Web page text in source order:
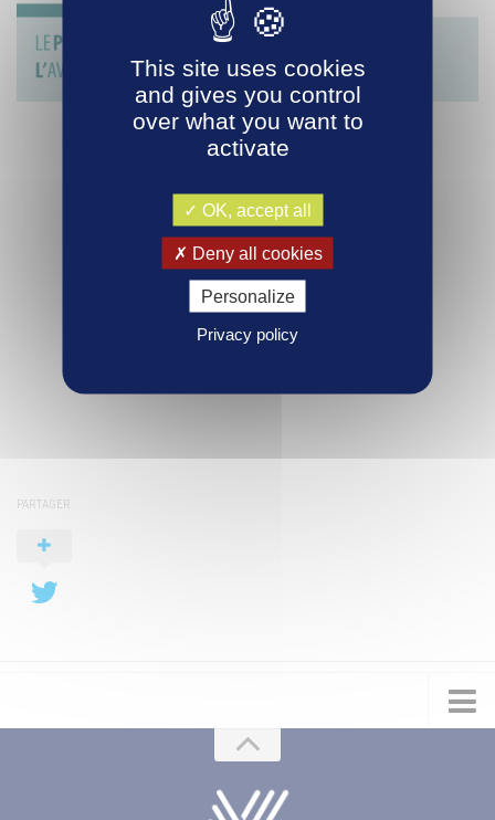
PARTAGER
This site uses cookies
and gives you control
over what you want to
activate
OK, accept all
Deny all cookies
Personalize
Privacy policy